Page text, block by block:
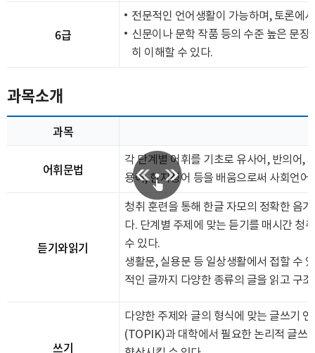
6급
전문적인 언어생활이 가능하며, 토론에
신문이나 문학 작품 등의 수준 높은 문
히 이해할 수 있다.
과목소개
과목
어휘문법
각 단계별 어휘를 기초로 유사어, 반의어,
용어, 한자성어 등을 배움으로써 사회언어
듣기와읽기
청취 훈련을 통해 한글 자모의 정확한 음
다. 단계별 주제에 맞는 듣기를 매시간 청
수 있다.
생활문, 실용문 등 일상생활에서 접할 수
적인 글까지 다양한 종류의 글을 읽고 구
쓰기
다양한 주제와 글의 형식에 맞는 글쓰기
(TOPIK)과 대학에서 필요한 논리적 글쓰